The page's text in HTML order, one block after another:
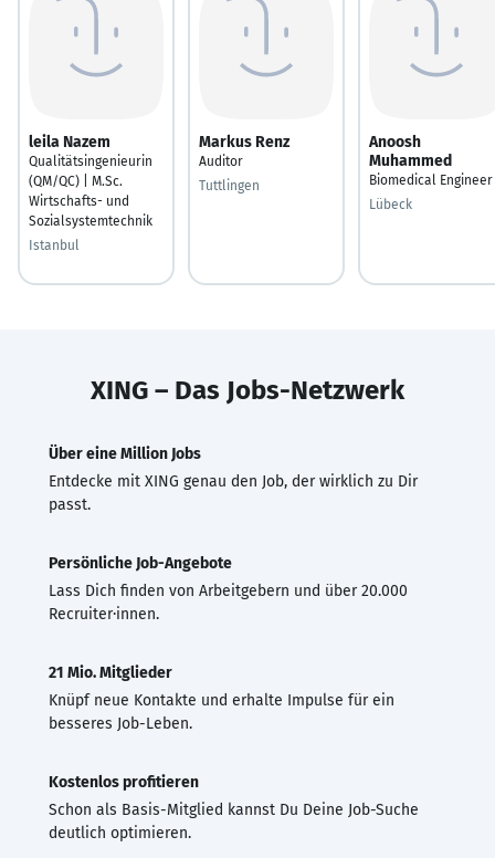
leila Nazem
Qualitätsingenieurin
(QM/QC) | M.Sc.
Wirtschafts- und
Sozialsystemtechnik
Istanbul
Markus Renz
Auditor
Tuttlingen
Anoosh
Muhammed
Biomedical Engineer
Lübeck
XING – Das Jobs-Netzwerk
Über eine Million Jobs
Entdecke mit XING genau den Job, der wirklich zu Dir
passt.
Persönliche Job-Angebote
Lass Dich finden von Arbeitgebern und über 20.000
Recruiter·innen.
21 Mio. Mitglieder
Knüpf neue Kontakte und erhalte Impulse für ein
besseres Job-Leben.
Kostenlos profitieren
Schon als Basis-Mitglied kannst Du Deine Job-Suche
deutlich optimieren.